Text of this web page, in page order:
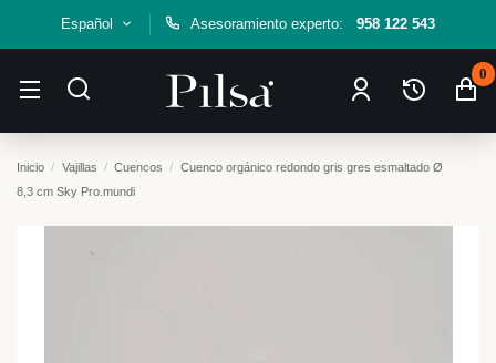
Español Asesoramiento experto: 958 122 543
0
Inicio Vajillas Cuencos
Cuenco orgánico redondo gris gres esmaltado Ø
8,3 cm Sky Pro.mundi